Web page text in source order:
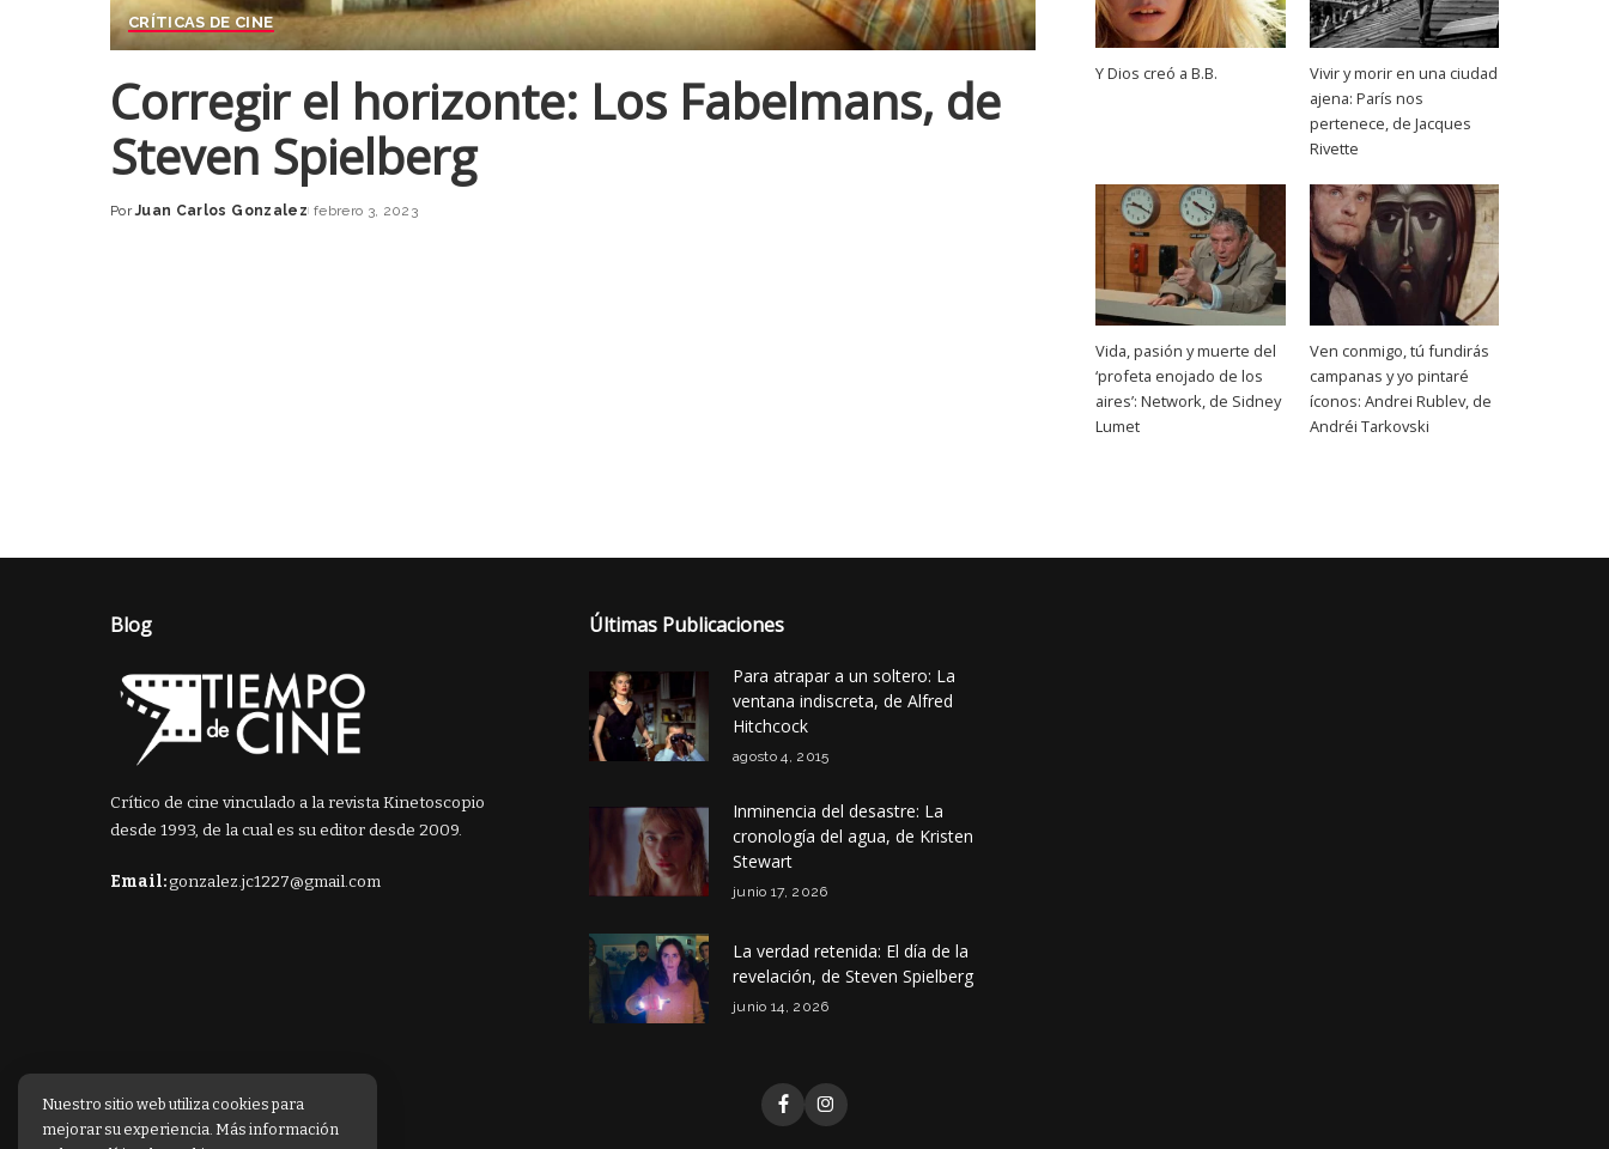
CRÍTICAS DE CINE
Corregir el horizonte: Los Fabelmans, de
Steven Spielberg
Posted
Por Juan Carlos Gonzalez febrero 3, 2023
Y Dios creó a B.B.
Vivir y morir en una ciudad
ajena: París nos
pertenece, de Jacques
Rivette
Vida, pasión y muerte del
‘profeta enojado de los
aires’: Network, de Sidney
Lumet
Ven conmigo, tú fundirás
campanas y yo pintaré
íconos: Andrei Rublev, de
Andréi Tarkovski
Blog
Crítico de cine vinculado a la revista Kinetoscopio
desde 1993, de la cual es su editor desde 2009.
Email:gonzalez.jc1227@gmail.com
Últimas Publicaciones
Para atrapar a un soltero: La
ventana indiscreta, de Alfred
Hitchcock
agosto 4, 2015
Inminencia del desastre: La
cronología del agua, de Kristen
Stewart
junio 17, 2026
La verdad retenida: El día de la
revelación, de Steven Spielberg
junio 14, 2026
Nuestro sitio web utiliza cookies para
mejorar su experiencia. Más información